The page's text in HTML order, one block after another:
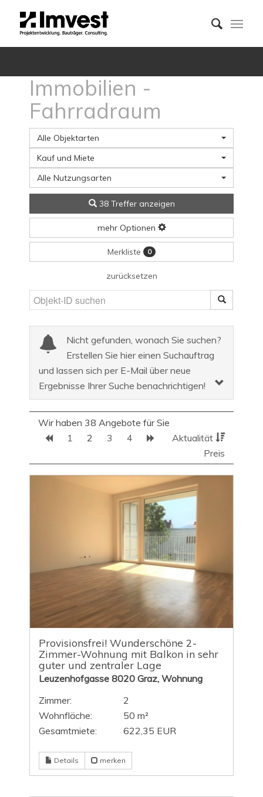
Immobilien -
Fahrradraum
Alle Objektarten
Kauf und Miete
Alle Nutzungsarten
38 Treffer anzeigen
mehr Optionen
Merkliste 0
zurücksetzen
Nicht gefunden, wonach Sie suchen?
Erstellen Sie hier einen Suchauftrag
und lassen sich per E-Mail über neue
Ergebnisse Ihrer Suche benachrichtigen!
Wir haben 38 Angebote für Sie
1
2 3 4
Aktualität
Preis
Provisionsfrei! Wunderschöne 2-
Zimmer-Wohnung mit Balkon in sehr
guter und zentraler Lage
Leuzenhofgasse 8020 Graz, Wohnung
Zimmer:
2
Wohnfläche:
50 m²
Gesamtmiete:
622,35 EUR
Details merken